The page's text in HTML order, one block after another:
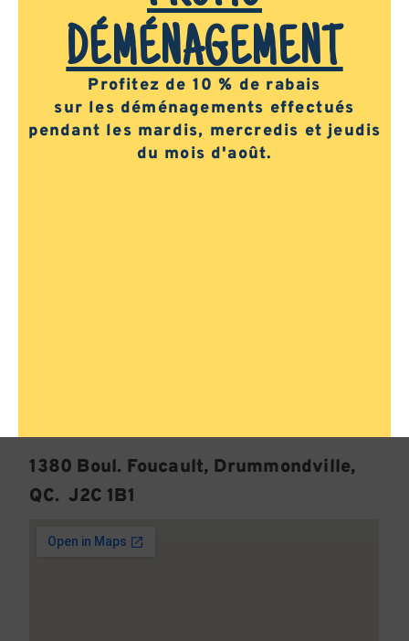
Vous cherchez à faire
votre paiement ?
1380 Boul. Foucault, Drummondville,
QC.J2C 1B1​
DÉMÉNAGEMENT
Profitez de 10 % de rabais
sur les déménagements effectués
pendant les mardis, mercredis et jeudis
du mois d'août.